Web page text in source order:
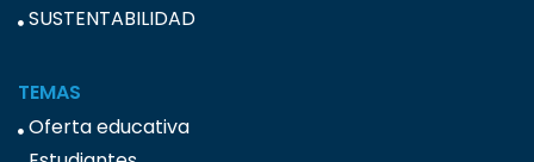
SUSTENTABILIDAD
TEMAS
Oferta educativa